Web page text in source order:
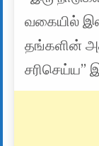
வகையில்
தங்களின்
சரிசெய்ய”